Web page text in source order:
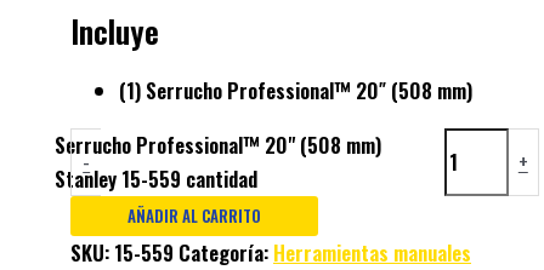
Incluye
(1) Serrucho Professional™ 20″ (508 mm)
-
Serrucho Professional™ 20" (508 mm)
Stanley 15-559 cantidad
+
AÑADIR AL CARRITO
SKU: 15-559 Categoría: Herramientas manuales